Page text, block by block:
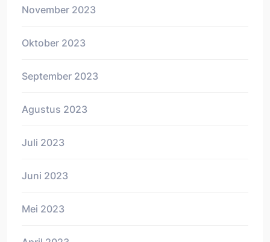
November 2023
Oktober 2023
September 2023
Agustus 2023
Juli 2023
Juni 2023
Mei 2023